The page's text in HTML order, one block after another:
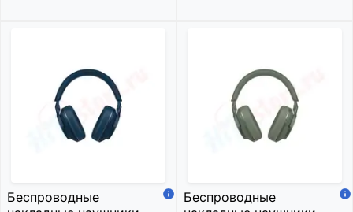
Беспроводные
Беспроводные